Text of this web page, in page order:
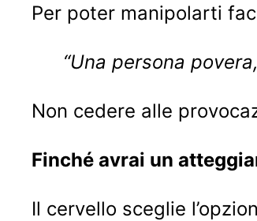
Per poter manipolarti
“Una persona
Non cedere alle
Finché avrai un
Il cervello sceglie